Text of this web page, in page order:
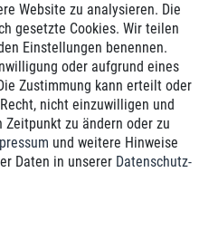
Werktag
Versand
mit Garantie
96160*
Website zu analysieren. Die
gesetzte Cookies. Wir teilen
Einstellungen benennen.
oder aufgrund eines
Zustimmung kann erteilt oder
nicht einzuwilligen und
zu ändern oder zu
und weitere Hinweise
Daten in unserer Daten­schutz­